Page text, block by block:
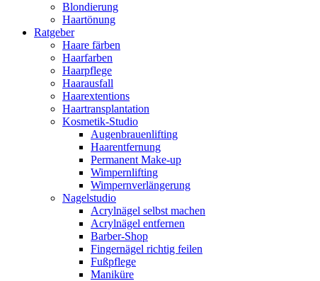
Blondierung
Haartönung
Ratgeber
Haare färben
Haarfarben
Haarpflege
Haarausfall
Haarextentions
Haartransplantation
Kosmetik-Studio
Augenbrauenlifting
Haarentfernung
Permanent Make-up
Wimpernlifting
Wimpernverlängerung
Nagelstudio
Acrylnägel selbst machen
Acrylnägel entfernen
Barber-Shop
Fingernägel richtig feilen
Fußpflege
Maniküre